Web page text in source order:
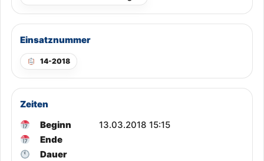
Einsatznummer
14-2018
Zeiten
Beginn
13.03.2018 15:15
Ende
Dauer